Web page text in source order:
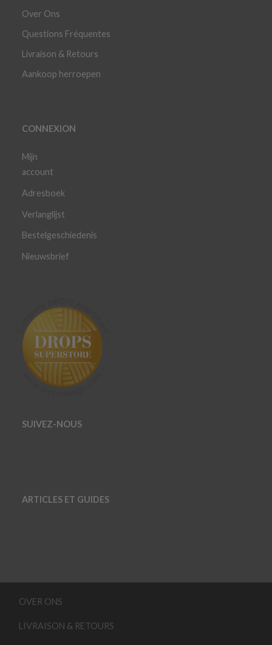
Over Ons
Questions Fréquentes
Livraison & Retours
Aankoop herroepen
CONNEXION
Mijn
account
Adresboek
Verlanglijst
Bestelgeschiedenis
Nieuwsbrief
SUIVEZ-NOUS
ARTICLES ET GUIDES
OVER ONS
LIVRAISON & RETOURS